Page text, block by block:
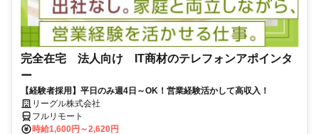
完全在宅 法人向け IT商材のテレフォンアポインタ
ー
【経験者採用】平日のみ週4日～OK！営業経験活かして高収入！
リーグル株式会社
フルリモート
時給1,600円～2,620円